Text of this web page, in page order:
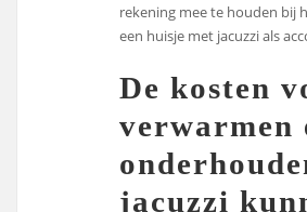
rekening mee te houden bij
een huisje met jacuzzi als
De kosten
verwarmen
jacuzzi